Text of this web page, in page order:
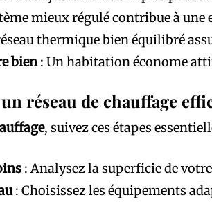
mieux régulé contribue à une
thermique bien équilibré
bien: Un habitation économe
réseau de chauffage
, suivez ces étapes
: Analysez la superficie de
: Choisissez les équipements